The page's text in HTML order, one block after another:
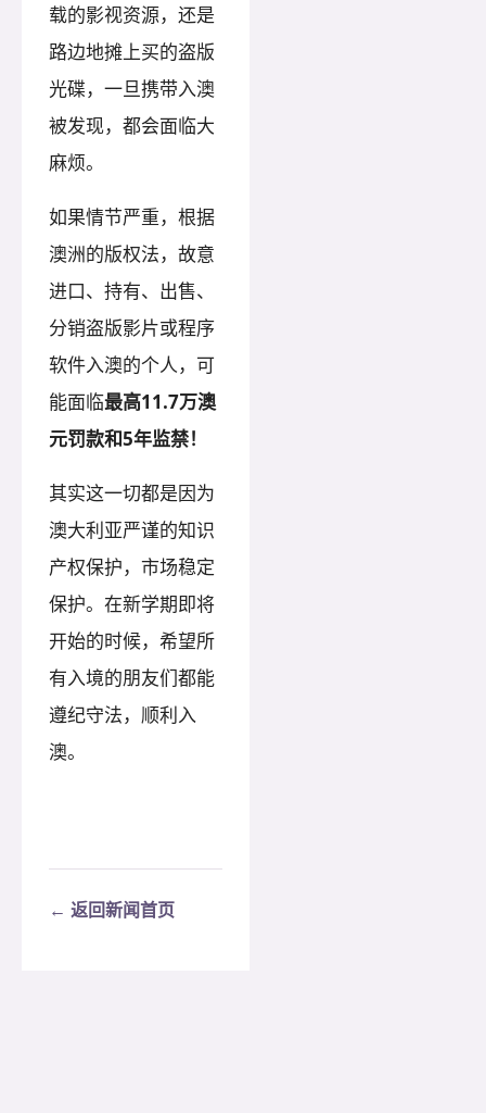
载的影视资源，还是
路边地摊上买的盗版
光碟，一旦携带入澳
被发现，都会面临大
麻烦。
如果情节严重，根据
澳洲的版权法，故意
进口、持有、出售、
分销盗版影片或程序
软件入澳的个人，可
能面临最高11.7万澳
元罚款和5年监禁！
其实这一切都是因为
澳大利亚严谨的知识
产权保护，市场稳定
保护。在新学期即将
开始的时候，希望所
有入境的朋友们都能
遵纪守法，顺利入
澳。
← 返回新闻首页